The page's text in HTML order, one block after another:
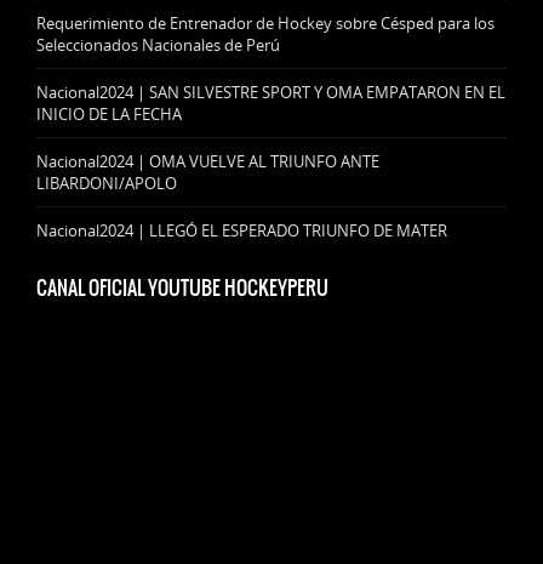
Requerimiento de Entrenador de Hockey sobre Césped para los
Seleccionados Nacionales de Perú
Nacional2024 | SAN SILVESTRE SPORT Y OMA EMPATARON EN EL
INICIO DE LA FECHA
Nacional2024 | OMA VUELVE AL TRIUNFO ANTE
LIBARDONI/APOLO
Nacional2024 | LLEGÓ EL ESPERADO TRIUNFO DE MATER
CANAL OFICIAL YOUTUBE HOCKEYPERU